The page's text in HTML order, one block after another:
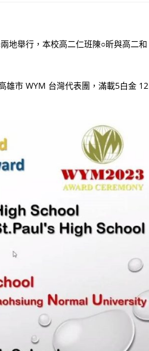
地舉行，本校高二仁班陳○昕與高二和
雄市 WYM 台灣代表團，滿載5白金 12